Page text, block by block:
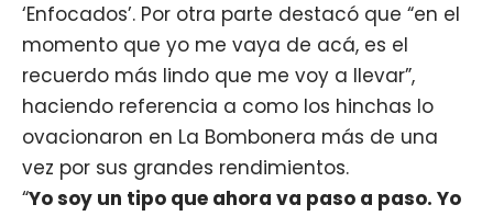
‘Enfocados’. Por otra parte destacó que “en el
momento que yo me vaya de acá, es el
recuerdo más lindo que me voy a llevar”,
haciendo referencia a como los hinchas lo
ovacionaron en La Bombonera más de una
vez por sus grandes rendimientos.
“Yo soy un tipo que ahora va paso a paso. Yo